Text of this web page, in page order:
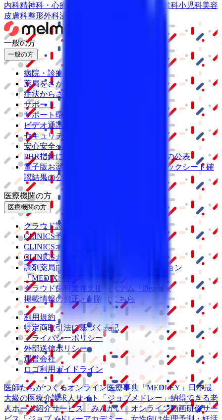
内科精神科・心療内科 耳鼻咽喉科小児科美容
皮膚科整形外科泌尿器科
一般の方
一般の方
病院・診療所をさがす
薬局をさがす
症状からさがす
サポート
サポート環境
ビデオ通話の事前テスト
セキュリティの取り組み
安心安全への取り組み
PHR指針に係るチェックシート確認結果の公表
電子版お薬手帳ガイドラインに係るチェックシート確
認結果の公表
医療機関の方
医療機関の方
クラウド診療
CLINICS予約
CLINICSオンライン診療
CLINICSカルテ
調剤薬局向け統合型クラウドソリューション
「MEDIXS」
クラウド歯科業務支援システム
「Dentis」
掲載情報の修正・削除はこちら
利用規約
特定商取引法に基づく表記
プライバシーポリシー
外部送信ポリシー
運営会社
ロゴ利用ガイドライン
医師たちがつくるオンライン医療事典 「MEDLEY」
日本最
大級の医療介護求人サイト 「ジョブメドレー」納得できる老
人ホーム紹介サービス
「みんかい」 オンライン動画研修サー